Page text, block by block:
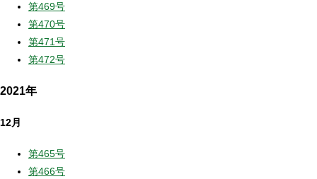
第469号
第470号
第471号
第472号
2021年
12月
第465号
第466号